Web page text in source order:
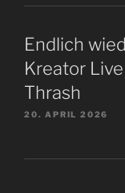
Endlich
Kreator
Thrash
20. APRIL 2026